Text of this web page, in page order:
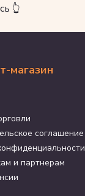
👆
магазин
соглашение
и партнерам